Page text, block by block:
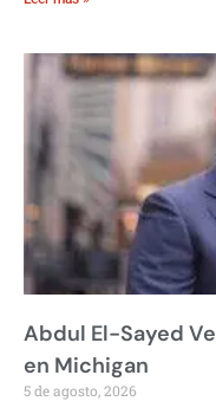
Abdul El-Sayed
en Michigan
5 de agosto, 2026